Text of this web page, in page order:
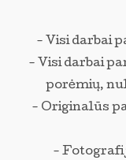
- Visi darbai
- Visi darbai
porėmių,
- Originalūs
-